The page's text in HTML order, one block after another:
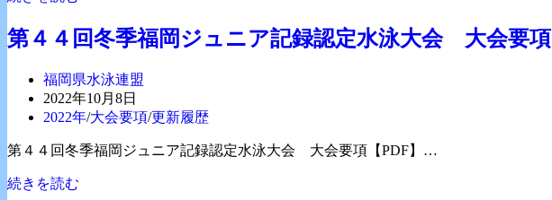
テ
ィ
ル
水
泳
競
技
ゴ
ー:
な
の
水
泳
記
録
会
第４４回冬季福岡ジュニア記録認定水泳大会 大会要項
投
稿
者:
福岡県水泳連盟
投
稿
開
日:
2022年10月8日
投
カ
ゴ
2022年/大会要項/更新履歴
第４４回冬季福岡ジュニア記録認定水泳大会 大会要項【PDF】…
続きを読む